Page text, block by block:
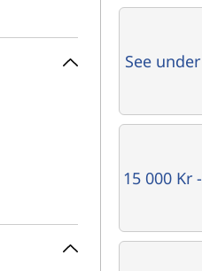
See
15 000 Kr